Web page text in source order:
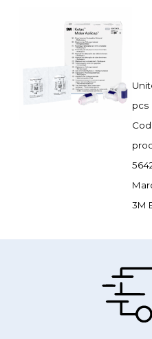
pcs
3M